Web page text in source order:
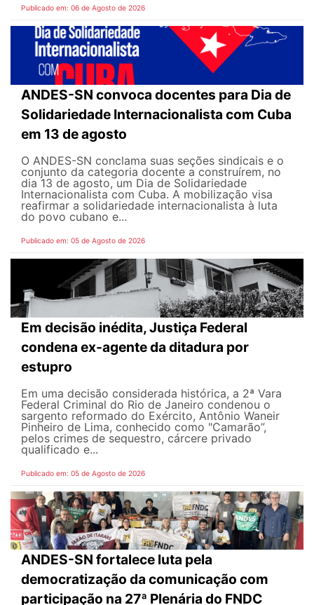
Publicado em: 06 de Agosto de 2026
ANDES-SN convoca docentes para Dia de
Solidariedade Internacionalista com Cuba
em 13 de agosto
O ANDES-SN conclama suas seções sindicais e o
conjunto da categoria docente a construírem, no
dia 13 de agosto, um Dia de Solidariedade
Internacionalista com Cuba. A mobilização visa
reafirmar a solidariedade internacionalista à luta
do povo cubano e...
Publicado em: 05 de Agosto de 2026
Em decisão inédita, Justiça Federal
condena ex-agente da ditadura por
estupro
Em uma decisão considerada histórica, a 2ª Vara
Federal Criminal do Rio de Janeiro condenou o
sargento reformado do Exército, Antônio Waneir
Pinheiro de Lima, conhecido como "Camarão”,
pelos crimes de sequestro, cárcere privado
qualificado e...
Publicado em: 05 de Agosto de 2026
ANDES-SN fortalece luta pela
democratização da comunicação com
participação na 27ª Plenária do FNDC